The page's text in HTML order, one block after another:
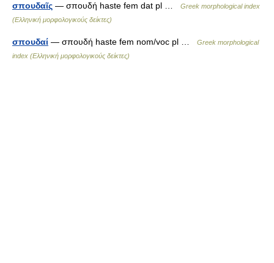
σπουδαῖς — σπουδή haste fem dat pl …
Greek morphological index
(Ελληνική μορφολογικούς δείκτες)
σπουδαί — σπουδή haste fem nom/voc pl …
Greek morphological
index (Ελληνική μορφολογικούς δείκτες)